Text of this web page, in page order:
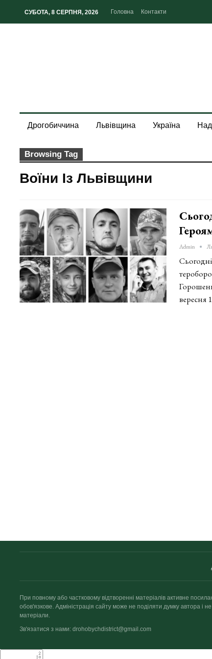
СУБОТА, 8 СЕРПНЯ, 2026 Головна Контакти
Дрогобиччина Львівщина Україна
Browsing Tag
Воїни Із Львівщини
Admin
вересня
При повному або частковому відтворенні матеріалів активне
обов'язкове. Адміністрація сайту може не поділяти думку автора і не
матеріали.
Зв'язатися з нами: drohobychdistrict@gmail.com